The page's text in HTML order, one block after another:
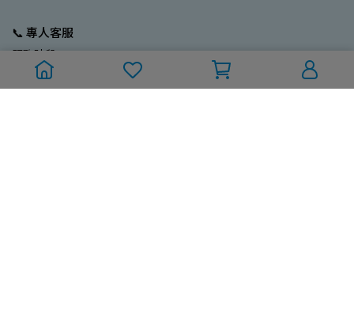
📞 專人客服
服務時段：
週一至週五 (國定/例假日除外)
10:00~12:00；13:00~17:00